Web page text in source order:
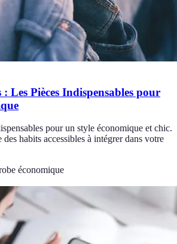
: Les Pièces Indispensables pour
pour un style économique et chic.
habits accessibles à intégrer dans votre
économique